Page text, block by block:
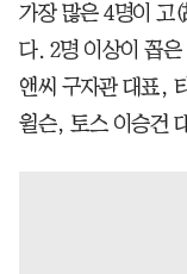
가장 많은 4명이 고
다. 2명 이상이 꼽은
앤씨 구자관 대표,
윌슨, 토스 이승건